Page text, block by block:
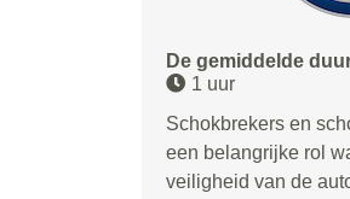
De gemiddelde
1 uur
Schokbrekers en
een belangrijke rol
veiligheid van de